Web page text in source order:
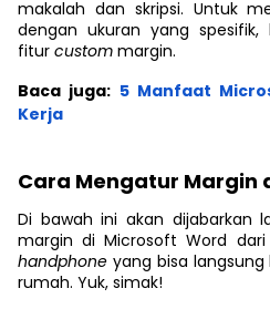
makalah dan skripsi. Untuk
dengan ukuran yang
fitur custom margin.
Baca juga: 5 Manfaat
Kerja
Cara Mengatur Margin
Di bawah ini akan dijabarkan
margin di Microsoft Word
handphone yang bisa
rumah. Yuk, simak!